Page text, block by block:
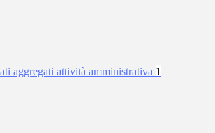
aggregati attività amministrativa 1